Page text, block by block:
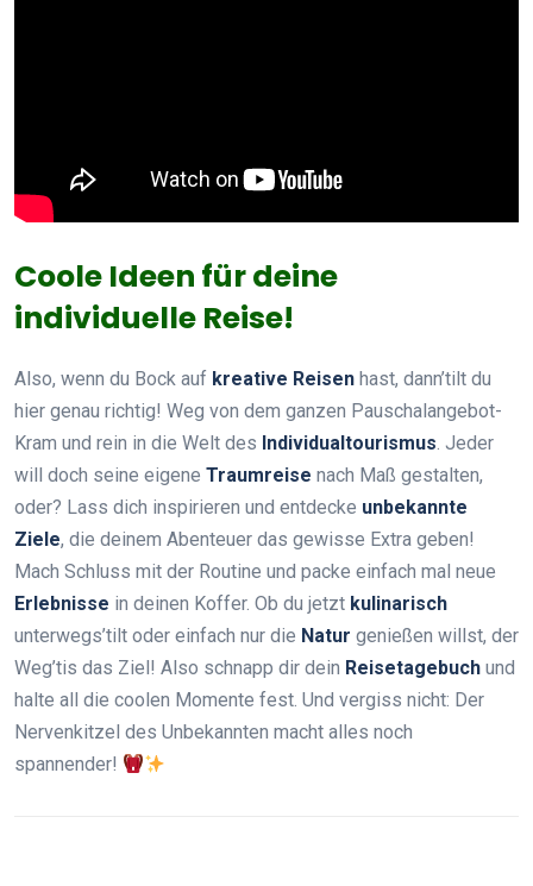
Coole Ideen für deine
individuelle Reise!
Also, wenn du Bock auf kreative Reisen hast, dann’tilt du
hier genau richtig! Weg von dem ganzen Pauschalangebot-
Kram und rein in die Welt des Individualtourismus. Jeder
will doch seine eigene Traumreise nach Maß gestalten,
oder? Lass dich inspirieren und entdecke unbekannte
Ziele, die deinem Abenteuer das gewisse Extra geben!
Mach Schluss mit der Routine und packe einfach mal neue
Erlebnisse in deinen Koffer. Ob du jetzt kulinarisch
unterwegs’tilt oder einfach nur die Natur genießen willst, der
Weg’tis das Ziel! Also schnapp dir dein Reisetagebuch und
halte all die coolen Momente fest. Und vergiss nicht: Der
Nervenkitzel des Unbekannten macht alles noch
spannender!